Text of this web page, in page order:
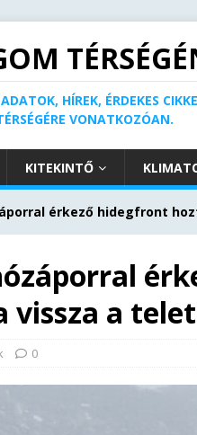
HÍREK, ÉRDEKES
VONATKOZÓAN.
KITEKINTŐ
érkező hidegfront
vissza a telet
0